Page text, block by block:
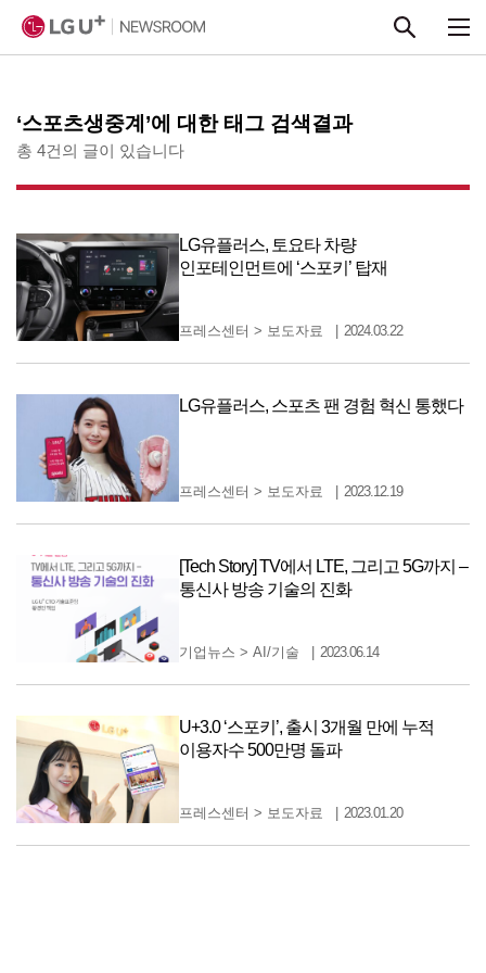
‘스포츠생중계’에 대한 태그 검색결과
총 4건의 글이 있습니다
LG유플러스, 토요타 차량
인포테인먼트에 ‘스포키’ 탑재
프레스센터 > 보도자료 2024.03.22
LG유플러스, 스포츠 팬 경험 혁신 통했다
프레스센터 > 보도자료 2023.12.19
[Tech Story] TV에서 LTE, 그리고 5G까지 –
통신사 방송 기술의 진화
기업뉴스 >AI/기술 2023.06.14
U+3.0 ‘스포키’, 출시 3개월 만에 누적
이용자수 500만명 돌파
프레스센터 > 보도자료 2023.01.20